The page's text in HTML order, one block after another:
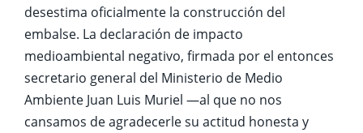
desestima oficialmente la construcción del
embalse. La declaración de impacto
medioambiental negativo, firmada por el entonces
secretario general del Ministerio de Medio
Ambiente Juan Luis Muriel —al que no nos
cansamos de agradecerle su actitud honesta y